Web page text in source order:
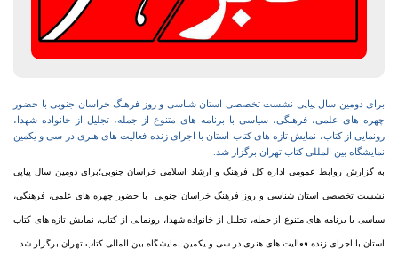
برای دومین سال پیاپی نشست تخصصی استان شناسی و روز فرهنگ خراسان جنوبی با حضور
چهره های علمی، فرهنگی، سیاسی با برنامه های متنوع از جمله، تجلیل از خانواده شهدا،
رونمایی از کتاب، نمایش تازه های کتاب استان با اجرای زنده فعالیت های هنری در سی و یکمین
نمایشگاه بین المللی کتاب تهران برگزار شد.
به گزارش روابط عمومی اداره کل فرهنگ و ارشاد اسلامی خراسان جنوبی؛برای دومین سال پیاپی
نشست تخصصی استان شناسی و روز فرهنگ خراسان جنوبی با حضور چهره های علمی، فرهنگی،
سیاسی با برنامه های متنوع از جمله، تجلیل از خانواده شهدا، رونمایی از کتاب، نمایش تازه های کتاب
استان با اجرای زنده فعالیت های هنری در سی و یکمین نمایشگاه بین المللی کتاب تهران برگزار شد.